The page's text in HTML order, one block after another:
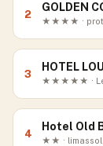
2
GOLDEN
★★★★ ·
3
HOTEL
★★★★★ ·
4
Hotel Old
★★ ·